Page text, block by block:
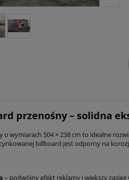
przenośny – solidna
wymiarach 504 × 238 cm to idealne
billboard jest odporny na
– podwójny efekt reklamy i większy zasięg